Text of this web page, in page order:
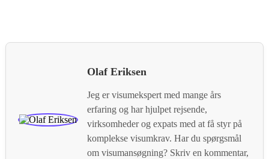
Olaf Eriksen
Jeg er visumekspert med mange års
erfaring og har hjulpet rejsende,
virksomheder og expats med at få styr på
komplekse visumkrav. Har du spørgsmål
om visumansøgning? Skriv en kommentar,